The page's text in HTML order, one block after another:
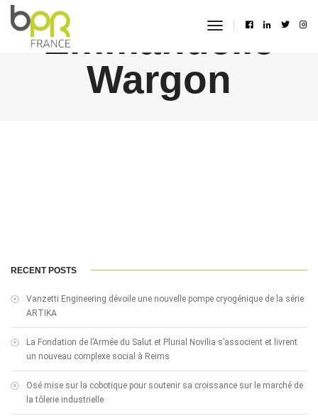
toggle
Emmanuelle
Wargon
RECENT POSTS
Vanzetti Engineering dévoile une nouvelle pompe cryogénique de la série
ARTIKA
La Fondation de l’Armée du Salut et Plurial Novilia s’associent et livrent
un nouveau complexe social à Reims
Osé mise sur la cobotique pour soutenir sa croissance sur le marché de
la tôlerie industrielle